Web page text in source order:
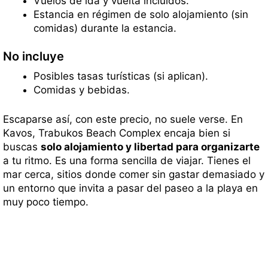
Estancia en régimen de solo alojamiento (sin
comidas) durante la estancia.
No incluye
Posibles tasas turísticas (si aplican).
Comidas y bebidas.
Escaparse así, con este precio, no suele verse. En
Kavos, Trabukos Beach Complex encaja bien si
buscas solo alojamiento y libertad para organizarte
a tu ritmo. Es una forma sencilla de viajar. Tienes el
mar cerca, sitios donde comer sin gastar demasiado y
un entorno que invita a pasar del paseo a la playa en
muy poco tiempo.